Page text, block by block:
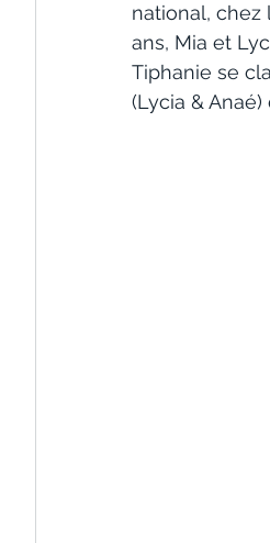
national, chez
ans, Mia et
Tiphanie se
(Lycia &